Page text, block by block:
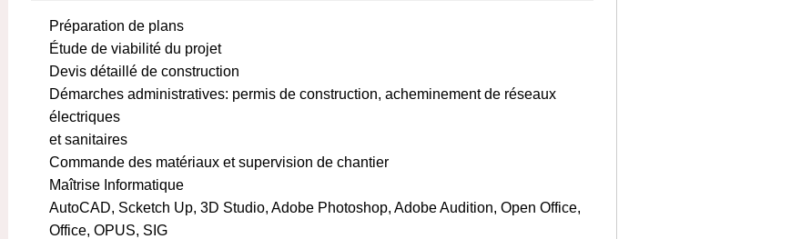
Préparation de plans
Étude de viabilité du projet
Devis détaillé de construction
Démarches administratives: permis de construction, acheminement de réseaux
électriques
et sanitaires
Commande des matériaux et supervision de chantier
Maîtrise Informatique
AutoCAD, Scketch Up, 3D Studio, Adobe Photoshop, Adobe Audition, Open Office,
Office, OPUS, SIG